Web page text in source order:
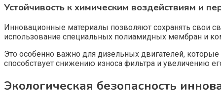
Устойчивость к химическим воздействиям и
Инновационные материалы позволяют сохранять свои
использование специальных полиамидных мембран и
Это особенно важно для дизельных двигателей,
способствует снижению износа фильтра и увеличению
Экологическая безопасность